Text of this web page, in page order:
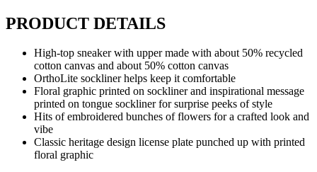
PRODUCT DETAILS
High-top sneaker with upper made with about 50% recycled
cotton canvas and about 50% cotton canvas
OrthoLite sockliner helps keep it comfortable
Floral graphic printed on sockliner and inspirational message
printed on tongue sockliner for surprise peeks of style
Hits of embroidered bunches of flowers for a crafted look and
vibe
Classic heritage design license plate punched up with printed
floral graphic